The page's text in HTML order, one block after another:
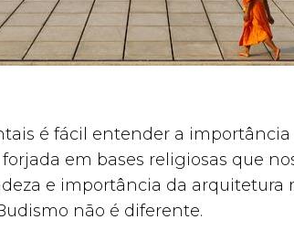
é fácil entender a
em bases religiosas que
e importância da arquitetura
não é diferente.